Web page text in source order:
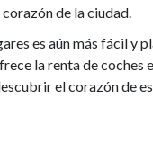
de la ciudad.
es aún más fácil y
la renta de coches
el corazón de